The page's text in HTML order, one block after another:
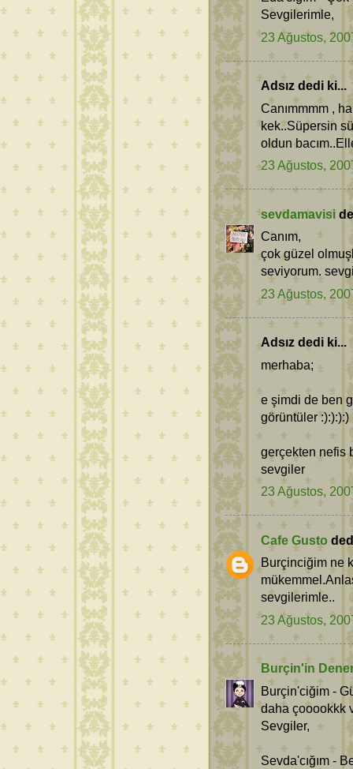
Sevgilerimle,
23 Ağustos,
Adsız dedi ki...
Canımmmm ,
kek..Süpersin
oldun
23 Ağustos,
sevdamavisi
Canım,
çok güzel
seviyorum.
23 Ağustos,
Adsız dedi ki...
merhaba;
e şimdi de ben
görüntüler :):):):)
gerçekten nefis
sevgiler
23 Ağustos,
Cafe Gusto
Burçinciğim ne
sevgilerimle..
23 Ağustos,
Burçin'in
Burçin'ciğim -
daha çooookkk
Sevgiler,
Sevda'cığım -